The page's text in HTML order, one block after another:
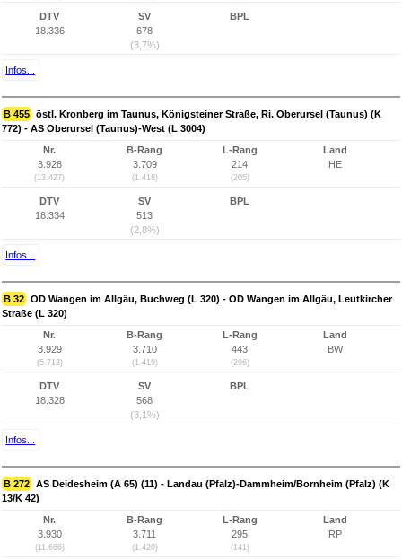
DTV
18.336
SV
678
(3,7%)
BPL
Infos...
B 455 östl. Kronberg im Taunus, Königsteiner Straße, Ri. Oberursel (Taunus) (K
772) - AS Oberursel (Taunus)-West (L 3004)
Nr.
3.928
(13.427)
B-Rang
3.709
(1.418)
L-Rang
214
(205)
Land
HE
DTV
18.334
SV
513
(2,8%)
BPL
Infos...
B 32 OD Wangen im Allgäu, Buchweg (L 320) - OD Wangen im Allgäu, Leutkircher
Straße (L 320)
Nr.
3.929
(5.713)
B-Rang
3.710
(1.419)
L-Rang
443
(296)
Land
BW
DTV
18.328
SV
568
(3,1%)
BPL
Infos...
B 272 AS Deidesheim (A 65) (11) - Landau (Pfalz)-Dammheim/Bornheim (Pfalz) (K
13/K 42)
Nr.
3.930
(11.666)
B-Rang
3.711
(1.420)
L-Rang
295
(141)
Land
RP